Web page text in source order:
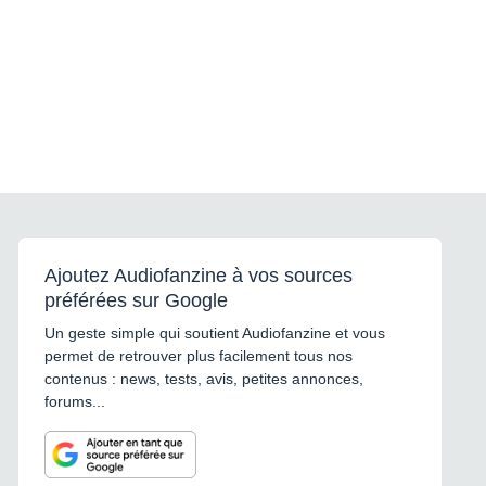
Ajoutez Audiofanzine à vos sources
préférées sur Google
Un geste simple qui soutient Audiofanzine et vous
permet de retrouver plus facilement tous nos
contenus : news, tests, avis, petites annonces,
forums...